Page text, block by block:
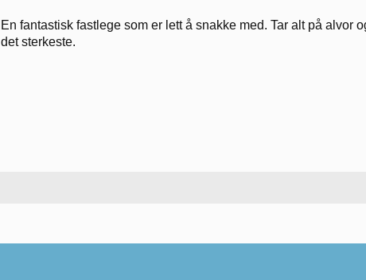
En fantastisk fastlege som er lett å snakke med. Tar alt på alvor
det sterkeste.